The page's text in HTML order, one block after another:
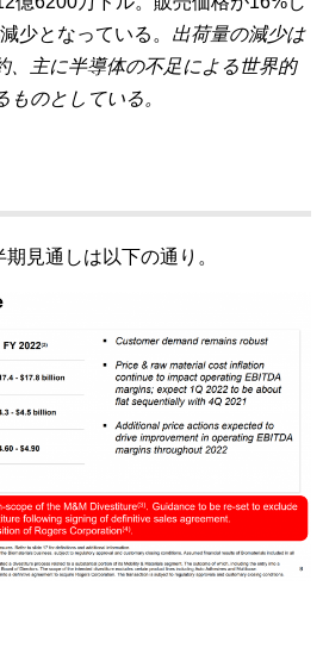
少となっている。 出荷量の減少は
、主に半導体の不足による世界的
のとしている。
見通しは以下の通り。